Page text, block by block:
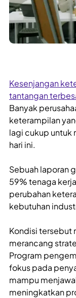
Kesenjangan
tantangan
Banyak
keterampilan
lagi cukup untuk
hari ini.
Sebuah laporan
59% tenaga
perubahan
kebutuhan
Kondisi tersebut
merancang
Program
fokus pada
mampu
meningkatkan